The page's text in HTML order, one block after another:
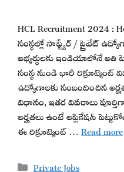
HCL Recruitment 2024 :
సంస్థల్లో సాఫ్ట్వేర్ / ప్రైవేట్
అభ్యర్థులకు ఇండియాలోనే అతి
సంస్థ నుండి భారీ
ఉద్యోగాలకు సంబందించిన
విధానం, ఇతర వివరాలు
అర్హతలు ఉంటే అప్లికేషన్
ఈ రిక్రూట్మెంట్ …Read more
Categories
Private Jobs